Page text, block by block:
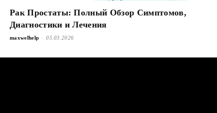
Рак Простаты: Полный Обзор Симптомов,
Диагностики и Лечения
maxwelhelp - 05.03.2026